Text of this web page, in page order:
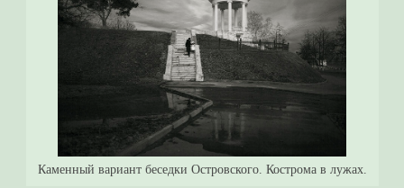
Каменный вариант беседки Островского. Кострома в лужах.